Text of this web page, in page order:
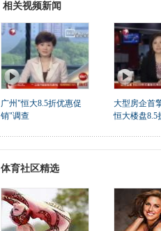
相关视频新闻
广州"恒大8.5折优惠促
销"调查
大型房企首
恒大楼盘8.5
体育社区精选